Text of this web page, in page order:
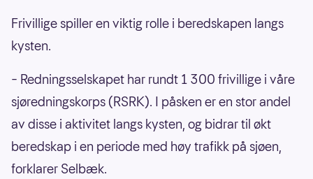
Frivillige spiller en viktig rolle i beredskapen langs
kysten.
– Redningsselskapet har rundt 1 300 frivillige i våre
sjøredningskorps (RSRK). I påsken er en stor andel
av disse i aktivitet langs kysten, og bidrar til økt
beredskap i en periode med høy trafikk på sjøen,
forklarer Selbæk.